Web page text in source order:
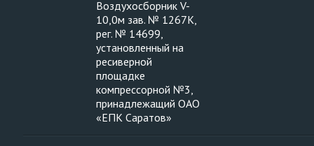
Воздухосборник V-
10,0м зав. № 1267К,
рег. № 14699,
установленный на
ресиверной
площадке
компрессорной №3,
принадлежащий ОАО
«ЕПК Саратов»